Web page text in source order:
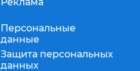
Персональные
данные
Защита персональных
данных